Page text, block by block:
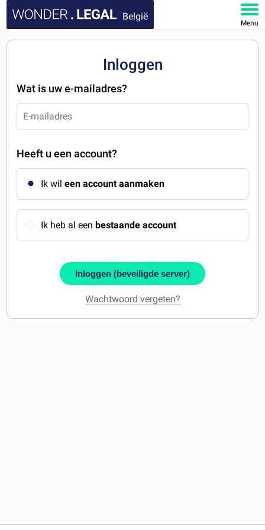
België
Menu
FAQ
Inloggen
Wat is uw e-mailadres?
Heeft u een account?
Ik wileen account aanmaken
Ik heb al eenbestaande account
Inloggen (beveiligde server)
Wachtwoord vergeten?